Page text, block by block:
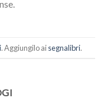
. Aggiungilo aisegnalibri.